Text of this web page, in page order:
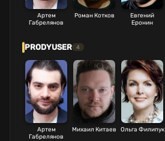
Артем
Габрелянов
Роман Котков
Евгений
Еронин
PRODYUSER 4
Артем
Габрелянов
Михаил Китаев Ольга Филипук